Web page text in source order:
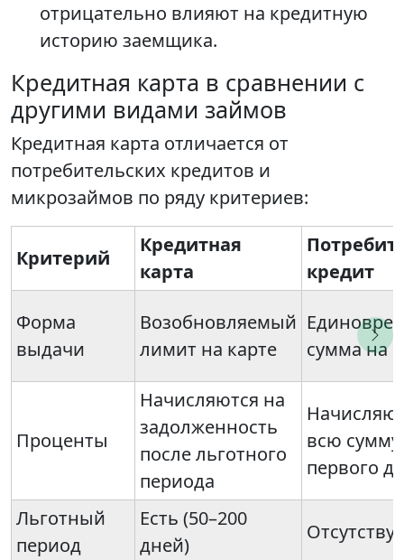
отрицательно влияют на кредитную
историю заемщика.
Кредитная карта в сравнении с
другими видами займов
Кредитная карта отличается от
потребительских кредитов и
микрозаймов по ряду критериев:
Критерий
Кредитная
карта
кредит
Форма
выдачи
Возобновляемый
лимит на карте
сумма на
Проценты
Начисляются на
задолженность
после льготного
периода
всю сумму
первого
Льготный
период
Есть (50–200
дней)